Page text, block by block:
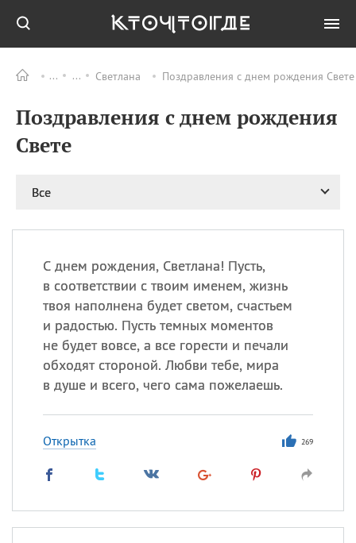
Светлана Поздравления с днем рождения
Поздравления с днем рождения
Свете
Все
С днем рождения, Светлана! Пусть,
в соответствии с твоим именем, жизнь
твоя наполнена будет светом, счастьем
и радостью. Пусть темных моментов
не будет вовсе, а все горести и печали
обходят стороной. Любви тебе, мира
в душе и всего, чего сама пожелаешь.
Открытка 269
ПРАЗДНИКИ Все
08.08 День «Счастье
случается» (Happiness
великомученика
покровителя всех
врачей и целителя
больных
09.08
День книголюбов (Book
ИМЕНА
Сегодня празднуют именины
Александр Макар